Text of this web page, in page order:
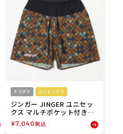
ネコポス ユニセックス
ジンガー JINGER ユニセッ
クス マルチポケット付きラ
ンニングパンツ ランニング
ショートパンツ J-2081-BR
¥7,040税込